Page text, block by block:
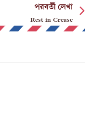
পরবর্তী লেখা
Rest in Crease